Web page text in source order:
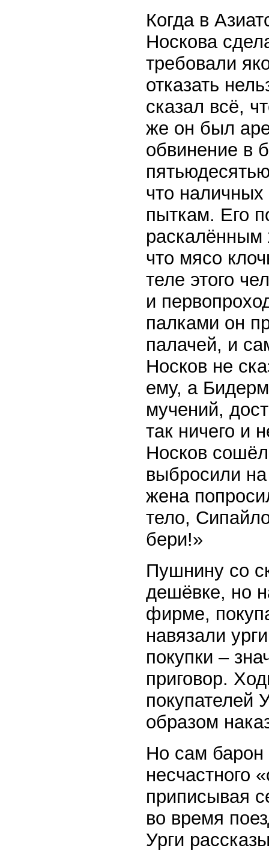
Когда в
Носкова
требовали
отказать
сказал всё,
же он был
обвинение в
что наличных
пыткам. Его
раскалённым
что мясо
теле этого
и
палками он
палачей, и
Носков не
ему, а
мучений,
так ничего и
Носков
выбросили
жена
тело,
бери!»
Пушнину со
дешёвке, но
фирме,
навязали
покупки –
приговор.
покупателей
образом
Но сам барон
несчастного
приписывая
во время
Урги